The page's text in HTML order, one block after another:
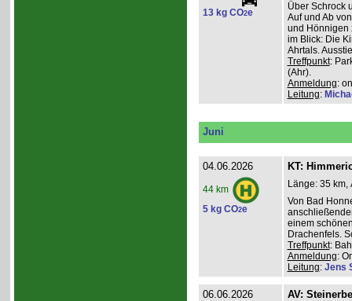
13 kg CO2e
Über Schrock
Auf und Ab
und Hönnigen
im Blick: Die
Ahrtals.
Treffpunkt:
(Ahr).
Anmeldung:
Leitung:
Juni
04.06.2026
44 km
5 kg CO2e
KT:
Länge: 35 km,
Von Bad
einem
Drachenfels.
Treffpunkt:
Anmeldung:
Leitung: Jens
06.06.2026 AV: